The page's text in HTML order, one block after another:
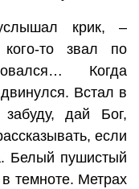
крик, –
то звал по
Когда
Встал в
дай Бог,
если
Белый пушистый
темноте. Метрах